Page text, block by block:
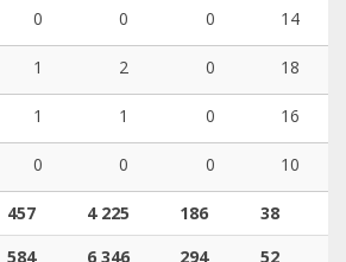
0 0 0
14
1 2 0
18
1 1 0
16
0 0 0 10
457 4 225 186
38
584 6 346 294 52